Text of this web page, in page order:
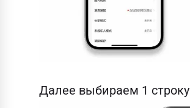
Далее выбираем 1 строку